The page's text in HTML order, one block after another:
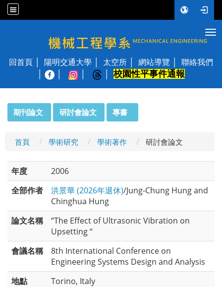
國立陽明交通大學 機械工程學系
回首頁 陽明交通大學 太空所 網站導覽
聯絡我們
校園性平事件通報
期刊論文 研討會論文 專書
首頁 學術研究 學術著作 研討會論文
年度
2006
全部作者
洪景華 (2026年退休)/Jung-Chung Hung and
Chinghua Hung
論文名稱
“The Effect of Ultrasonic Vibration on
Upsetting “
會議名稱
8th International Conference on
Engineering Systems Design and Analysis
地點
Torino, Italy